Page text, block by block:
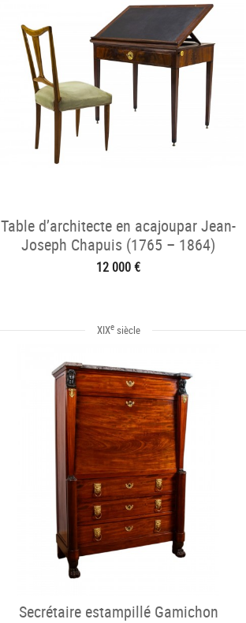
Table d’architecte en acajoupar Jean-
Joseph Chapuis (1765 – 1864)
12 000 €
XIXesiècle
Secrétaire estampillé Gamichon